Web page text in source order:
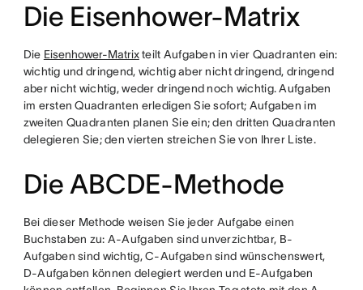
Die Eisenhower-Matrix
Die Eisenhower-Matrixteilt Aufgaben in vier Quadranten ein:
wichtig und dringend, wichtig aber nicht dringend, dringend
aber nicht wichtig, weder dringend noch wichtig. Aufgaben
im ersten Quadranten erledigen Sie sofort; Aufgaben im
zweiten Quadranten planen Sie ein; den dritten Quadranten
delegieren Sie; den vierten streichen Sie von Ihrer Liste.
Die ABCDE-Methode
Bei dieser Methode weisen Sie jeder Aufgabe einen
Buchstaben zu: A-Aufgaben sind unverzichtbar, B-
Aufgaben sind wichtig, C-Aufgaben sind wünschenswert,
D-Aufgaben können delegiert werden und E-Aufgaben